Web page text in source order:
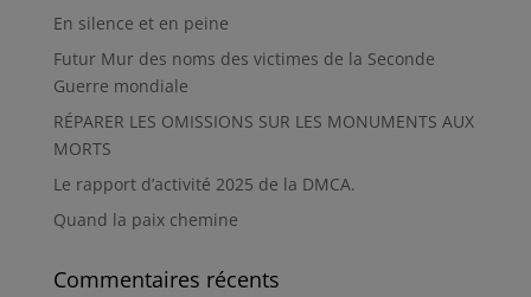
En silence et en peine
Futur Mur des noms des victimes de la Seconde
Guerre mondiale
RÉPARER LES OMISSIONS SUR LES MONUMENTS AUX
MORTS
Le rapport d’activité 2025 de la DMCA.
Quand la paix chemine
Commentaires récents